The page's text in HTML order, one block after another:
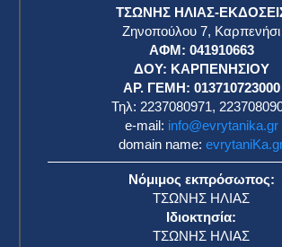
ΤΣΩΝΗΣ ΗΛΙΑΣ-
Ζηνοπούλου 7, Καρπενήσι
ΑΦΜ: 041910663
ΔΟΥ: ΚΑΡΠΕΝΗΣΙΟΥ
ΑΡ. ΓΕΜΗ: 013710723000
Τηλ: 2237080971,
e-mail: info@evrytanika.gr
domain name:
Νόμιμος εκπρόσωπος:
ΤΣΩΝΗΣ ΗΛΙΑΣ
Ιδιοκτησία:
ΤΣΩΝΗΣ ΗΛΙΑΣ